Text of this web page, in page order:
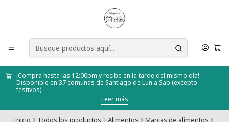
¡Compra hasta las 12:00pm y recibe en la tarde del mismo día!
Disponible en 37 comunas de Santiago de Lun a Sab (excepto
festivos)
Leer más
Inicio Todos los productos Alimentos Marcas de alimentos